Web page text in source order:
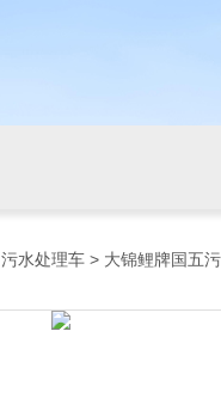
污水处理车 > 大锦鲤牌国五